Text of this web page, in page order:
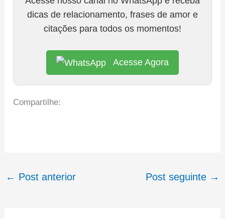
dicas de relacionamento, frases de amor e
citações para todos os momentos!
Acesse Agora
Compartilhe:
← Post anterior Post seguinte →